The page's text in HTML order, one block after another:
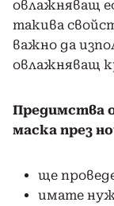
овлажняващ
такива
важно да
овлажняващ
Предимства
маска през
ще
имате